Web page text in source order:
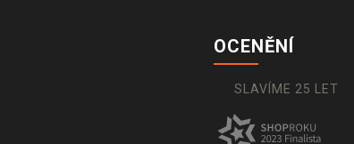
OCENĚNÍ
SLAVÍME 25 LET